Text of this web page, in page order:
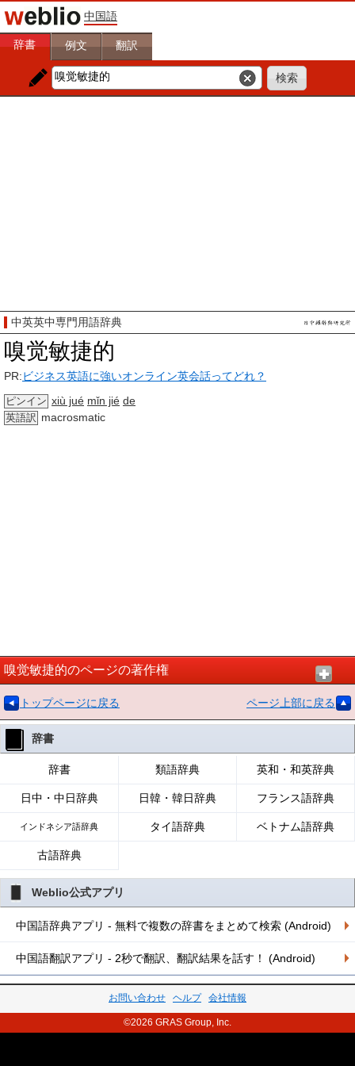
中国語
辞書 例文 翻訳
中英英中専門用語辞典
嗅觉敏捷的
PR:ビジネス英語に強いオンライン英会話ってどれ？
ピンイン xiù jué mǐn jié de
英語訳 macrosmatic
嗅觉敏捷的のページの著作権
トップページに戻る ページ上部に戻る
辞書
辞書 類語辞典 英和・和英辞典
日中・中日辞典 日韓・韓日辞典 フランス語辞典
インドネシア語辞典 タイ語辞典 ベトナム語辞典
古語辞典
Weblio公式アプリ
中国語辞典アプリ - 無料で複数の辞書をまとめて検索 (Android)
中国語翻訳アプリ - 2秒で翻訳、翻訳結果を話す！ (Android)
お問い合わせ ヘルプ 会社情報
©2026 GRAS Group, Inc.